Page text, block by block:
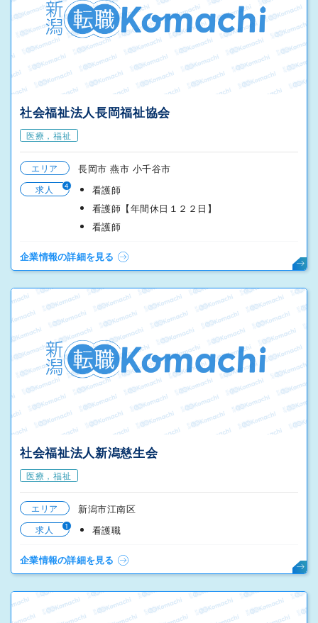
社会福祉法人長岡福祉協会
医療，福祉
エリア 長岡市 燕市 小千谷市
求人 4
看護師
看護師【年間休日１２２日】
看護師
企業情報の詳細を見る
社会福祉法人新潟慈生会
医療，福祉
エリア 新潟市江南区
求人 1 看護職
企業情報の詳細を見る